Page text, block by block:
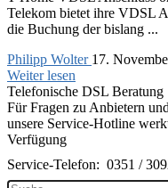
Telekom bietet ihre VDSL
die Buchung der bislang ...
Philipp Wolter 17.
Weiter lesen
Telefonische DSL Beratung
Für Fragen zu Anbietern
unsere Service-Hotline
Verfügung
Service-Telefon: 0351 /